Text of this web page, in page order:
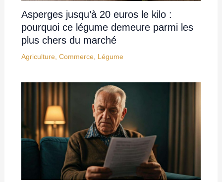
Asperges jusqu’à 20 euros le kilo :
pourquoi ce légume demeure parmi les
plus chers du marché
Agriculture Commerce Légume